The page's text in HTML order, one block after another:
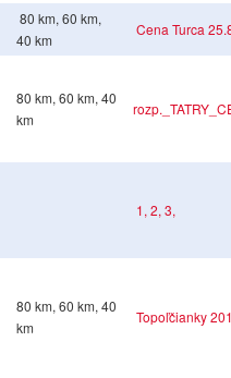
80 km, 60 km,
40 km
Cena Turca
80 km, 60 km, 40
km
1, 2, 3,
80 km, 60 km, 40
km
Topoľčianky